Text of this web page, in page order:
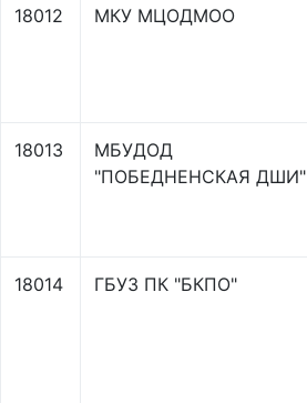
18012 МКУ МЦОДМОО
18013
МБУДОД
"ПОБЕДНЕНСКАЯ ДШИ"
18014 ГБУЗ ПК "БКПО"